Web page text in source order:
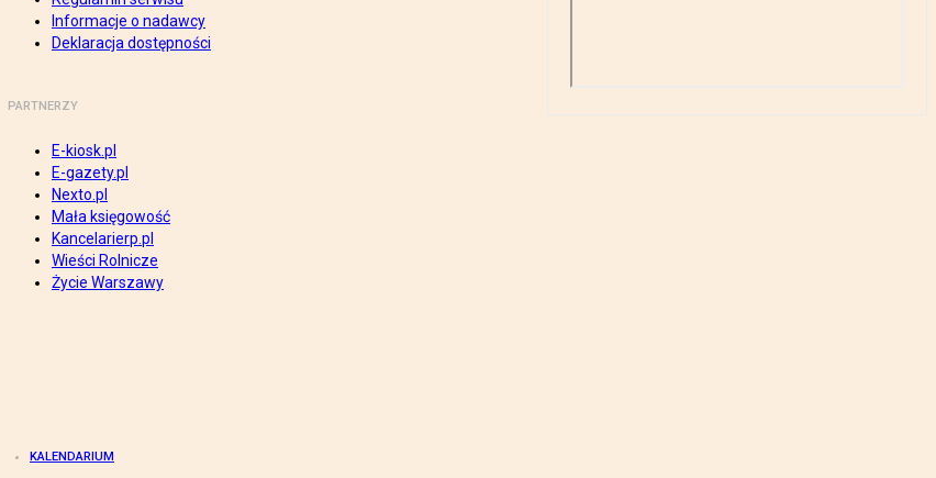
Informacje o nadawcy
Deklaracja dostępności
PARTNERZY
E-kiosk.pl
E-gazety.pl
Nexto.pl
Mała księgowość
Kancelarierp.pl
Wieści Rolnicze
Życie Warszawy
KALENDARIUM